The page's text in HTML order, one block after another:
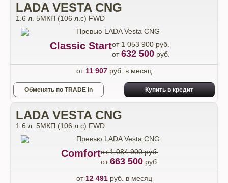
LADA VESTA CNG
1.6 л. 5МКП (106 л.с) FWD
Classic Startот 1 053 900 руб.
от632 500 руб.
от 11 907 руб. в месяц
Обменять по TRADE in Купить в кредит
LADA VESTA CNG
1.6 л. 5МКП (106 л.с) FWD
Comfortот 1 084 900 руб.
от663 500 руб.
от 12 491руб. в месяц